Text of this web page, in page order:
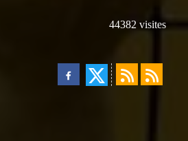
44382 visites